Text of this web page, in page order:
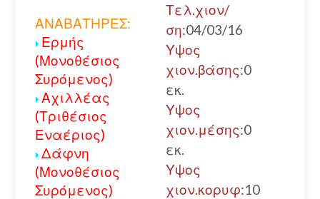
ΑΝΑΒΑΤΗΡΕΣ:
Ερμής
(Μονοθέσιος
Συρόμενος)
Αχιλλέας
(Τριθέσιος
Εναέριος)
Δάφνη
(Μονοθέσιος
Συρόμενος)
Τελ.χιον/
ση:04/03/16
Υψος
χιον.βάσης:0
εκ.
Υψος
χιον.μέσης:0
εκ.
Υψος
χιον.κορυφ:10